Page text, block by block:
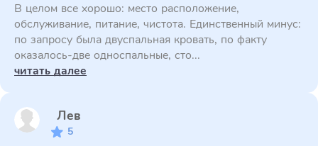
В целом все хорошо: место расположение,
обслуживание, питание, чистота. Единственный минус:
по запросу была двуспальная кровать, по факту
оказалось-две односпальные, сто...
читать далее
Лев
5